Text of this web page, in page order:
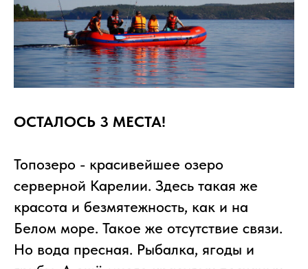
ОСТАЛОСЬ 3 МЕСТА!
Топозеро - красивейшее озеро
серверной Карелии. Здесь такая же
красота и безмятежность, как и на
Белом море. Такое же отсутствие связи.
Но вода пресная. Рыбалка, ягоды и